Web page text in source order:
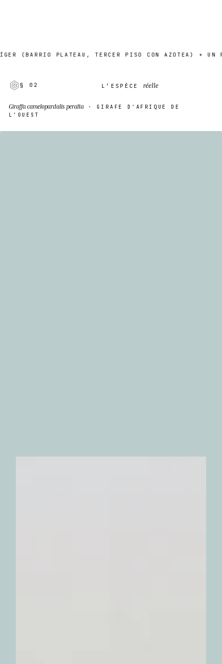
PLATEAU, TERCER PISO CON AZOTEA) + UN PUNTO
§ 02 L’ESPÈCEréelle
Giraffa camelopardalis peralta · GIRAFE D'AFRIQUE DE
L'OUEST